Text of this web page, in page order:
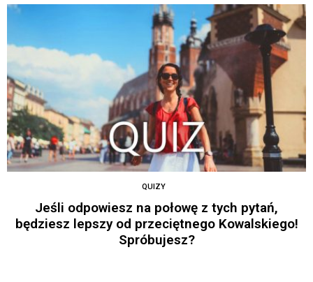
QUIZY
Jeśli odpowiesz na połowę z tych pytań,
będziesz lepszy od przeciętnego Kowalskiego!
Spróbujesz?